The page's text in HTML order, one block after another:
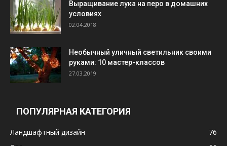
Выращивание лука на перо в домашних
условиях
02.04.2018
Необычный уличный светильник своими
руками: 10 мастер-классов
27.03.2019
ПОПУЛЯРНАЯ КАТЕГОРИЯ
Ландшафтный дизайн
76